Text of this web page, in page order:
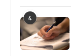
4